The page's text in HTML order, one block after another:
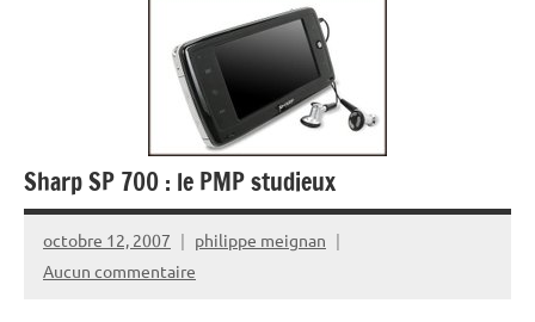
Sharp SP 700 : le PMP studieux
octobre 12, 2007
philippe meignan
Aucun commentaire